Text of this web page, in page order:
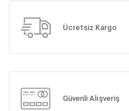
Ücretsiz Kargo
Güvenli Alışveriş